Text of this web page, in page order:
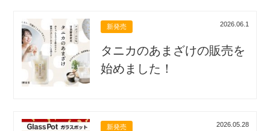
新発売 2026.06.1
タニカのあまざけの販売を
始めました！
新発売 2026.05.28